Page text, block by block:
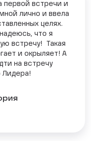
первой встречи и
лично и ввела
целях.
что я
встречу! Такая
и окрыляет! А
на встречу
Лидера!